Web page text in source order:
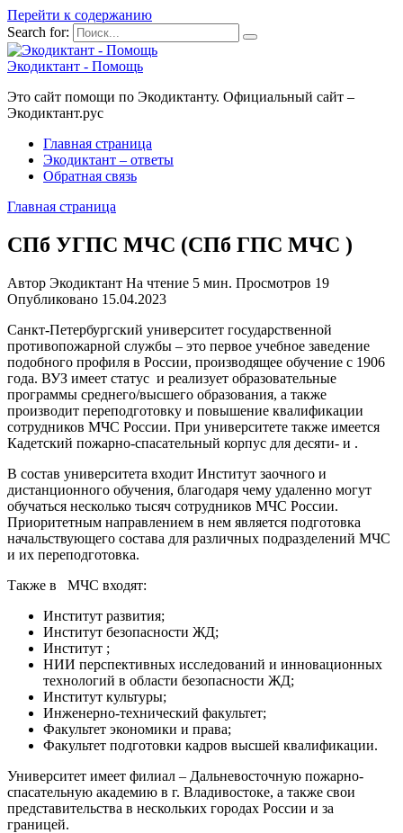
Перейти к содержанию
Search for:
Экодиктант - Помощь
Это сайт помощи по Экодиктанту. Официальный сайт –
Экодиктант.рус
Главная страница
Экодиктант – ответы
Обратная связь
Главная страница
СПб УГПС МЧС (СПб ГПС МЧС )
Автор Экодиктант На чтение 5 мин. Просмотров 19
Опубликовано 15.04.2023
Санкт-Петербургский университет государственной
противопожарной службы – это первое учебное заведение
подобного профиля в России, производящее обучение с 1906
года. ВУЗ имеет статус и реализует образовательные
программы среднего/высшего образования, а также
производит переподготовку и повышение квалификации
сотрудников МЧС России. При университете также имеется
Кадетский пожарно-спасательный корпус для десяти- и .
В состав университета входит Институт заочного и
дистанционного обучения, благодаря чему удаленно могут
обучаться несколько тысяч сотрудников МЧС России.
Приоритетным направлением в нем является подготовка
начальствующего состава для различных подразделений МЧС
и их переподготовка.
Также в МЧС входят:
Институт развития;
Институт безопасности ЖД;
Институт ;
НИИ перспективных исследований и инновационных
технологий в области безопасности ЖД;
Институт культуры;
Инженерно-технический факультет;
Факультет экономики и права;
Факультет подготовки кадров высшей квалификации.
Университет имеет филиал – Дальневосточную пожарно-
спасательную академию в г. Владивостоке, а также свои
представительства в нескольких городах России и за
границей.